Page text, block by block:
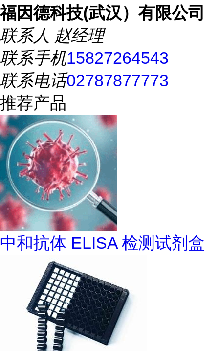
福因德科技(武汉）有限公司
联系人 赵经理
联系手机15827264543
联系电话02787877773
推荐产品
中和抗体 ELISA 检测试剂盒